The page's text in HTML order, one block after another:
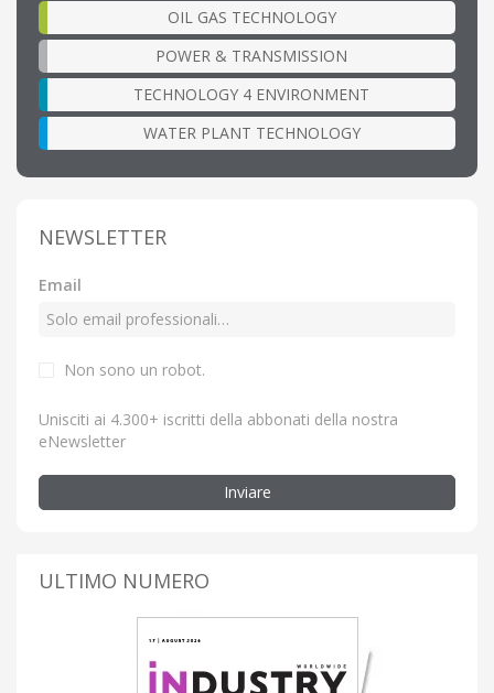
OIL GAS TECHNOLOGY
POWER & TRANSMISSION
TECHNOLOGY 4 ENVIRONMENT
WATER PLANT TECHNOLOGY
NEWSLETTER
Email
Non sono un robot.
Unisciti ai 4.300+ iscritti della abbonati della nostra
eNewsletter
Inviare
ULTIMO NUMERO